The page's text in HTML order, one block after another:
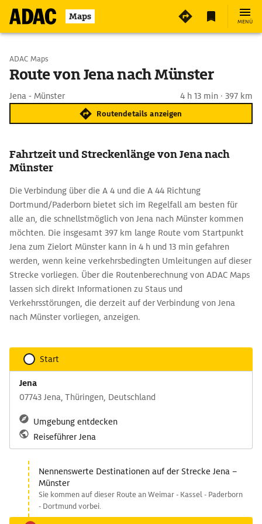
Maps MENÜ
Start wählen
ADAC Maps
Route von Jena nach Münster
Jena - Münster 4 h 13 min · 397 km
Routendetails anzeigen
Fahrtzeit und Streckenlänge von Jena nach
Münster
Die Verbindung über die A 4 und die A 44 Richtung
Dortmund/Paderborn bietet sich im Regelfall am besten für
alle an, die schnellstmöglich von Jena nach Münster kommen
möchten. Die insgesamt 397 km lange Route vom Startpunkt
Jena zum Zielort Münster kann in 4 h und 13 min gefahren
werden, wenn keine verkehrsbedingten Umleitungen auf dieser
Strecke vorliegen. Über die Routenberechnung von ADAC Maps
lassen sich direkt Informationen zu Staus und
Verkehrsstörungen, die derzeit auf der Verbindung von Jena
nach Münster vorliegen, anzeigen.
Start
Jena
07743 Jena, Thüringen, Deutschland
Umgebung entdecken
Reiseführer Jena
Nennenswerte Destinationen auf der Strecke Jena –
Münster
Sie kommen auf dieser Route an Weimar - Kassel - Paderborn
- Dortmund vorbei.